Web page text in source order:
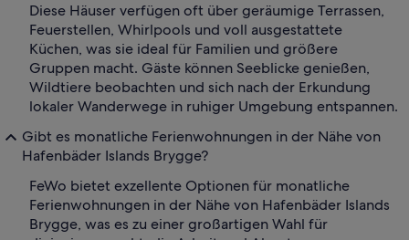
Diese Häuser verfügen oft über geräumige Terrassen,
Feuerstellen, Whirlpools und voll ausgestattete
Küchen, was sie ideal für Familien und größere
Gruppen macht. Gäste können Seeblicke genießen,
Wildtiere beobachten und sich nach der Erkundung
lokaler Wanderwege in ruhiger Umgebung entspannen.
Gibt es monatliche Ferienwohnungen in der Nähe von
Hafenbäder Islands Brygge?
FeWo bietet exzellente Optionen für monatliche
Ferienwohnungen in der Nähe von Hafenbäder Islands
Brygge, was es zu einer großartigen Wahl für